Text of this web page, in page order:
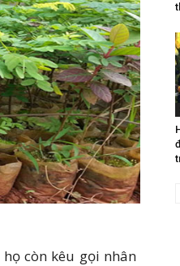
còn kêu gọi nhân